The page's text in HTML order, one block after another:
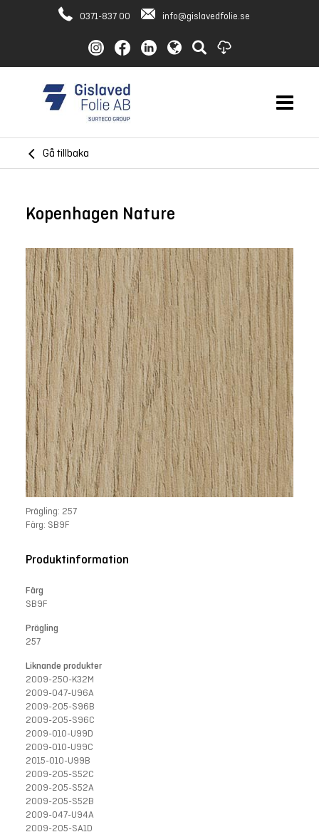
0371-837 00 info@gislavedfolie.se
Gå tillbaka
Kopenhagen Nature
Prägling: 257
Färg: SB9F
Produktinformation
Färg
SB9F
Prägling
257
Liknande produkter
2009-250-K32M
2009-047-U96A
2009-205-S96B
2009-205-S96C
2009-010-U99D
2009-010-U99C
2015-010-U99B
2009-205-S52C
2009-205-S52A
2009-205-S52B
2009-047-U94A
2009-205-SA1D